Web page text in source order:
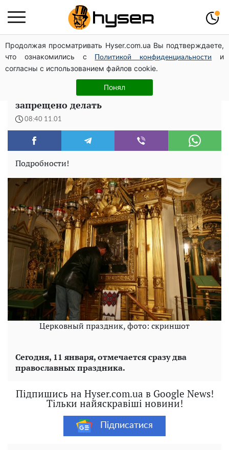
Продолжая просматривать Hyser.com.ua Вы подтверждаете,
что ознакомились с
Политикой конфиденциальности
и
согласны с использованием файлов cookie.
Понял
Гола Олена Тополя у цікавих позах змусила відвисати
щелепи: злив відео – було лише початком
Самый тревожный православный
праздник 11 января: что категорически
запрещено делать
08:40 11.01
Подробности!
Церковный праздник, фото: скриншот
Сегодня, 11 января, отмечается сразу два
православных праздника.
Підпишись на Hyser.com.ua в Google News!
Тільки найяскравіші новини!
Підписатися